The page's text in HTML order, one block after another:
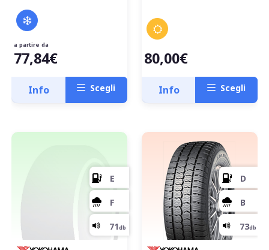
A
67db
a partire da
77,84€
Info Scegli
80,00€
Info Scegli